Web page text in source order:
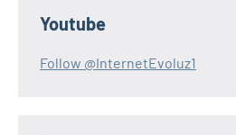
Youtube
Follow @InternetEvoluz1